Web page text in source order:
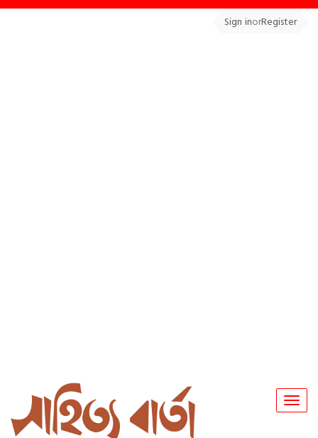
Sign inorRegister